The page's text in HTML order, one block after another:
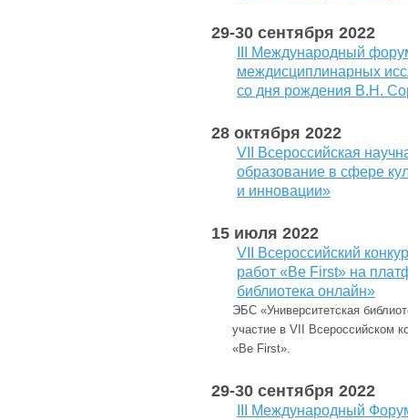
29-30 сентября 2022
III Международный
междисциплинарных
со дня рождения В.Н.
28 октября 2022
VII Всероссийская
образование в сфере
и инновации»
15 июля 2022
VII Всероссийский
работ «Be First» на
библиотека онлайн»
ЭБС «Университетская
участие в VII Всероссийском
«Be First».
29-30 сентября 2022
III Международный